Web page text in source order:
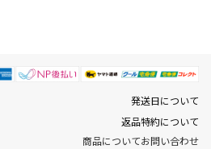
発送日について
返品特約について
商品についてお問い合わせ